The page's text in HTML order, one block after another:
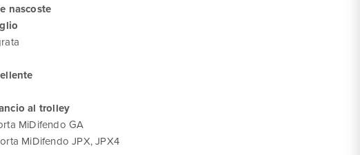
nascoste
al trolley
MiDifendo GA
MiDifendo JPX, JPX4